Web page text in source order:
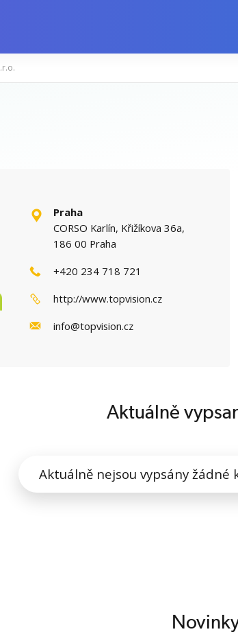
Odborné znalosti
Praha
CORSO Karlín, Křižíkova 36a,
186 00 Praha
+420 234 718 721
http://www.topvision.cz
info@topvision.cz
Aktuálně
Aktuálně nejsou vypsány žádné